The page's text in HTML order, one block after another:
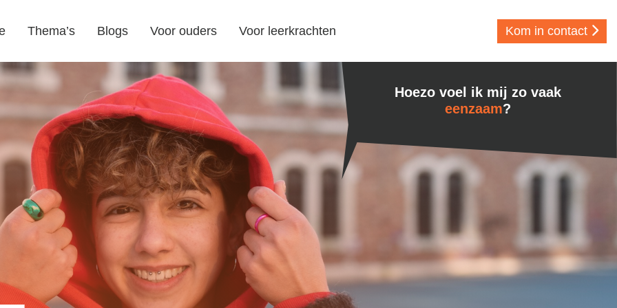
Thema’s Blogs Voor ouders Voor leerkrachten Kom in contact
Hoezo voel ik mij zo vaak
nut